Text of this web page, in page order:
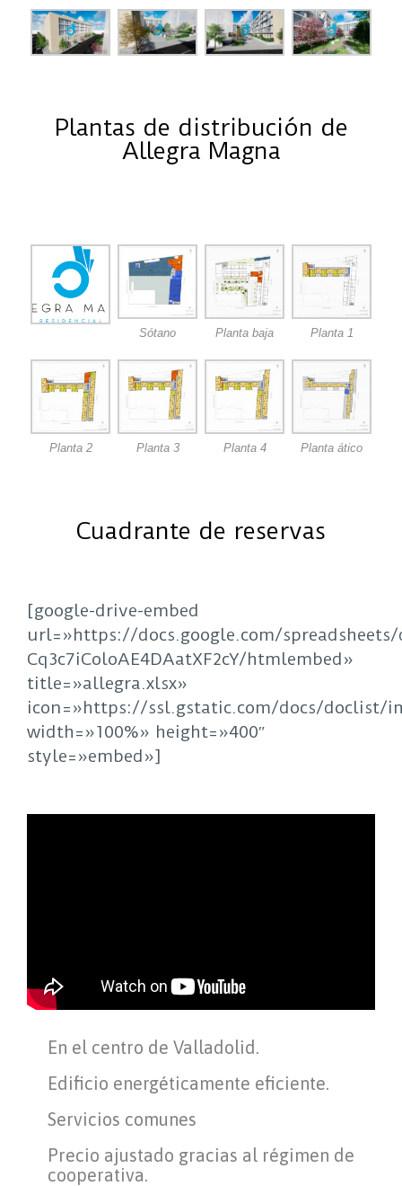
Plantas de distribución de
Allegra Magna
Sótano Planta baja Planta 1
Planta 2 Planta 3 Planta 4 Planta ático
Cuadrante de reservas
[google-drive-embed
url=»https://docs.google.com/spreadsheets/
Cq3c7iColoAE4DAatXF2cY/htmlembed»
title=»allegra.xlsx»
icon=»https://ssl.gstatic.com/docs/doclist/
width=»100%» height=»400″
style=»embed»]
En el centro de Valladolid.
Edificio energéticamente eficiente.
Servicios comunes
Precio ajustado gracias al régimen de
cooperativa.